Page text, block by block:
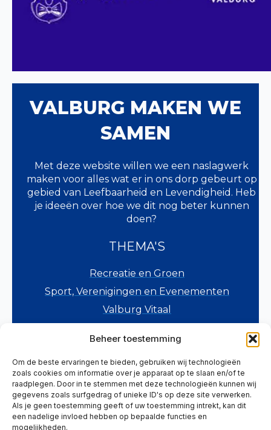
Beheer toestemming
Om de beste ervaringen te bieden, gebruiken wij technologieën
zoals cookies om informatie over je apparaat op te slaan en/of te
raadplegen. Door in te stemmen met deze technologieën kunnen wij
gegevens zoals surfgedrag of unieke ID's op deze site verwerken.
Als je geen toestemming geeft of uw toestemming intrekt, kan dit
een nadelige invloed hebben op bepaalde functies en
mogelijkheden.
VALBURG MAKEN WE
SAMEN
Met deze website willen we een naslagwerk
maken voor alles wat er in ons dorp gebeurt op
gebied van Leefbaarheid en Levendigheid. Heb
je ideeën over hoe we dit nog beter kunnen
doen?
THEMA'S
Recreatie en Groen
Sport, Verenigingen en Evenementen
Valburg Vitaal
Wonen en Voorzieningen
Zorg, Welzijn en Onderwijs
Overig
HELP ONS MEE